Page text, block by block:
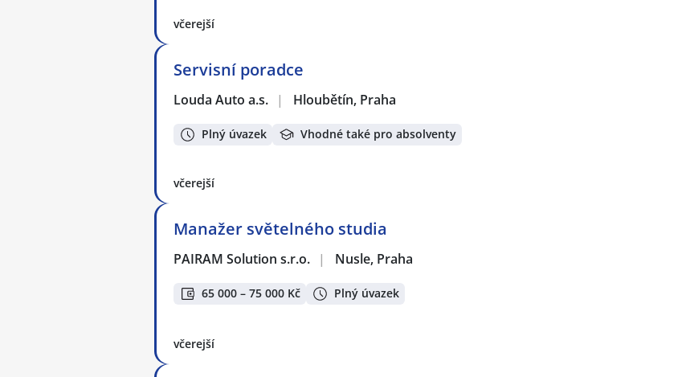
včerejší
Servisní poradce
Louda Auto a.s. | Hloubětín, Praha
Plný úvazek Vhodné také pro absolventy
včerejší
Manažer světelného studia
PAIRAM Solution s.r.o. | Nusle, Praha
65 000 – 75 000 Kč Plný úvazek
včerejší